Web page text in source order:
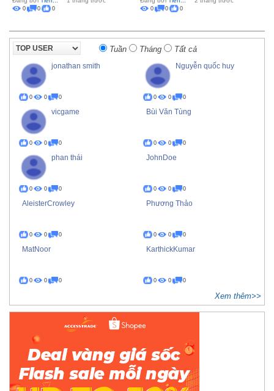
0 0 0 0 0 0
Tuần Tháng Tất cả
jonathan smith
0 0 0
Nguyễn quốc huy
0 0 0
vicgame
0 0 0
Bùi Văn Tùng
0 0 0
phan thái
0 0 0
JohnDoe
0 0 0
AleisterCrowley
0 0 0
Phương Thảo
0 0 0
MatNoor
0 0 0
KarthickKumar
0 0 0
Xem thêm>>